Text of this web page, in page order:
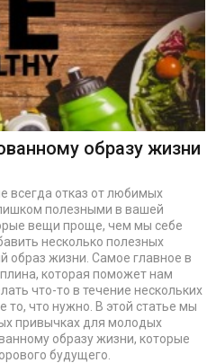
образу жизни
всегда отказ от любимых
полезными в вашей
вещи проще, чем мы себе
несколько полезных
образ жизни. Самое главное в
которая поможет нам
что-то в течение нескольких
то, что нужно. В этой статье мы
привычках для молодых
образу жизни, которые
будущего.